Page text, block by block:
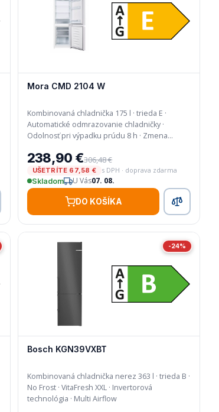
Mora CMD 2104 W
Kombinovaná chladnička 175 l · trieda E ·
Automatické odmrazovanie chladničky ·
Odolnosť pri výpadku prúdu 8 h · Zmena
238,90 €306,48 €
UŠETRÍTE 67,58 €
s DPH · doprava zdarma
Skladom
U Vás07. 08.
DO KOŠÍKA
-24%
Bosch KGN39VXBT
Kombinovaná chladnička nerez 363 l · trieda B ·
No Frost · VitaFresh XXL · Invertorová
technológia · Multi Airflow